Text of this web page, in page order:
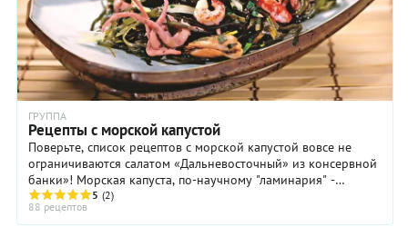
ГРУППА
Рецепты с морской капустой
Поверьте, список рецептов с морской капустой вовсе не
ограничиваются салатом «Дальневосточный» из консервной
банки»! Морская капуста, по-научному "ламинария" -
универсальный продукт. Из нее готовят ...
5 (2)
88 рецептов